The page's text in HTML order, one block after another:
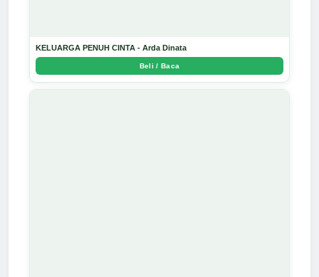
KELUARGA PENUH CINTA - Arda Dinata
Beli / Baca